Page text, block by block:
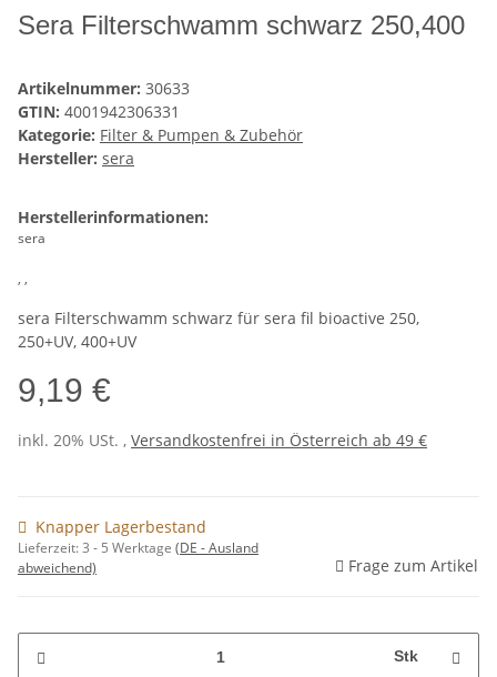
Sera Filterschwamm schwarz 250,400
Artikelnummer: 30633
GTIN: 4001942306331
Kategorie: Filter & Pumpen & Zubehör
Hersteller: sera
Herstellerinformationen:
sera
, ,
sera Filterschwamm schwarz für sera fil bioactive 250,
250+UV, 400+UV
9,19 €
inkl. 20% USt. , Versandkostenfrei in Österreich ab 49 €
Knapper Lagerbestand
Lieferzeit:3 - 5 Werktage (DE - Ausland
abweichend)
Frage zum Artikel
Stk